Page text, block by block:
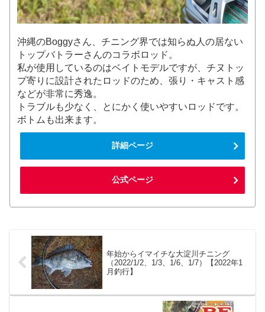
沖縄のBoggyさん、チニング界では知らぬ人の居ない
トップバトラーさんのコラボロッド。
私が使用しているのはベイトモデルですが、チヌトッ
プ寄りに設計されたロッドのため、張り・キャスト感
などが非常に秀逸。
トラブルも少なく、とにかく使いやすいロッドです。
ボトムも出来ます。
詳細ページ
公式ページ
年始からイマイチな大淀川チニング
（2022/1/2、1/3、1/6、1/7）【2022年1
月釣行】